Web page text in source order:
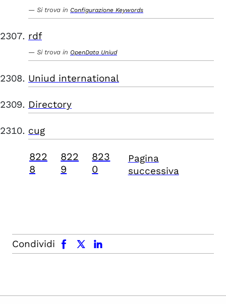
Si trova in Configurazione Keywords
rdf
Si trova in OpenData Uniud
Uniud international
Directory
cug
822
8
822
9
823
0
Pagina
successiva
Condividi
facebook x.com linkedin